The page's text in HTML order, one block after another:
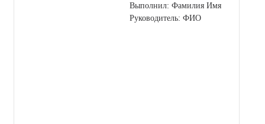
Выполнил: Фамилия Имя
Руководитель: ФИО